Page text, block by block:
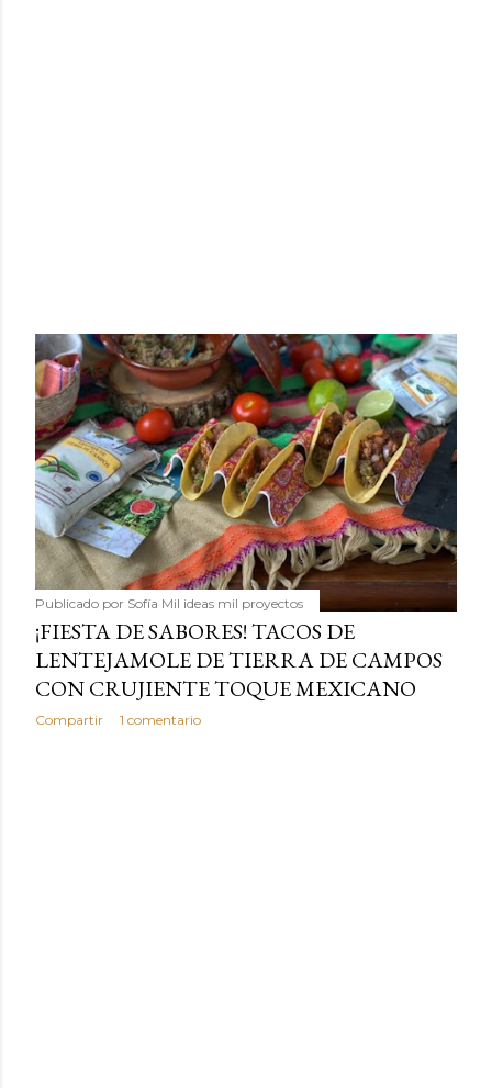
Publicado por Sofía Mil ideas mil proyectos
¡FIESTA DE SABORES! TACOS DE
LENTEJAMOLE DE TIERRA DE CAMPOS
CON CRUJIENTE TOQUE MEXICANO
Compartir 1 comentario